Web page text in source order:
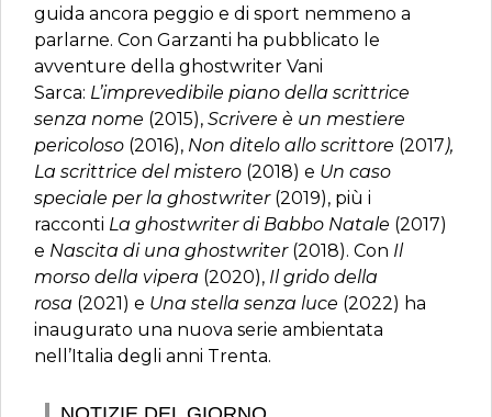
guida ancora peggio e di sport nemmeno a
parlarne. Con Garzanti ha pubblicato le
avventure della ghostwriter Vani
Sarca: L’imprevedibile piano della scrittrice
senza nome (2015), Scrivere è un mestiere
pericoloso (2016), Non ditelo allo scrittore (2017),
La scrittrice del mistero (2018) e Un caso
speciale per la ghostwriter(2019), più i
racconti La ghostwriter di Babbo Natale (2017)
e Nascita di una ghostwriter(2018). Con Il
morso della vipera (2020), Il grido della
rosa (2021) e Una stella senza luce (2022) ha
inaugurato una nuova serie ambientata
nell’Italia degli anni Trenta.